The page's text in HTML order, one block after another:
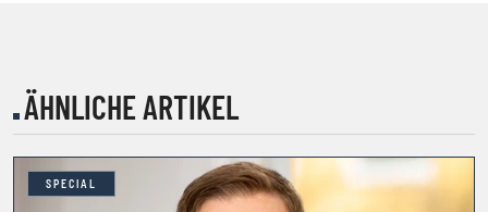
ÄHNLICHE ARTIKEL
SPECIAL